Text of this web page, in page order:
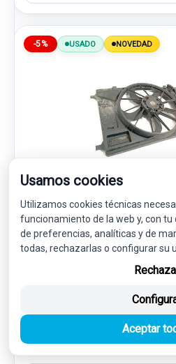
-5% USADO NOVEDAD
ELECTROVENTILADOR
0130308422
FORD TRANSIT CUSTOM V362
Usamos cookies
Utilizamos cookies técnicas
funcionamiento de la web y, con
de preferencias, analíticas y de
todas, rechazarlas o configurar su
Aceptar